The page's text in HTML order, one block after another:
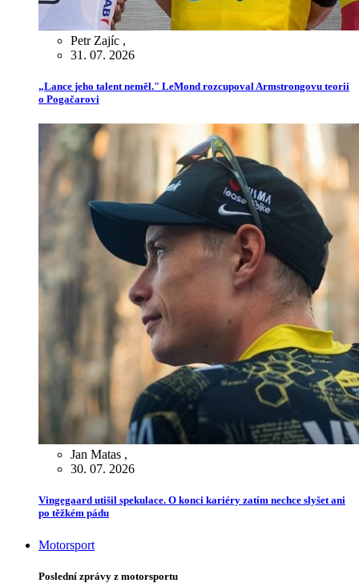
Petr Zajíc ,
31. 07. 2026
„Lance jeho talent neměl." LeMond rozcupoval Armstrongovu teorii
o Pogačarovi
Jan Matas ,
30. 07. 2026
Vingegaard utišil spekulace. O konci kariéry zatím nechce slyšet ani
po těžkém pádu
Motorsport
Poslední zprávy z motorsportu